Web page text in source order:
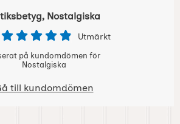
Nostalgiska
Utmärkt
på kundomdömen för
Nostalgiska
till kundomdömen